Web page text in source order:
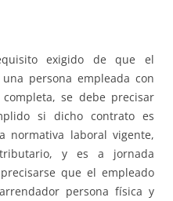
exigido de que el
persona empleada con
se debe precisar
si dicho contrato es
normativa laboral vigente,
y es a jornada
que el empleado
persona física y